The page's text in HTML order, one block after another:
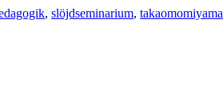
, slöjdseminarium, takaomomiyama